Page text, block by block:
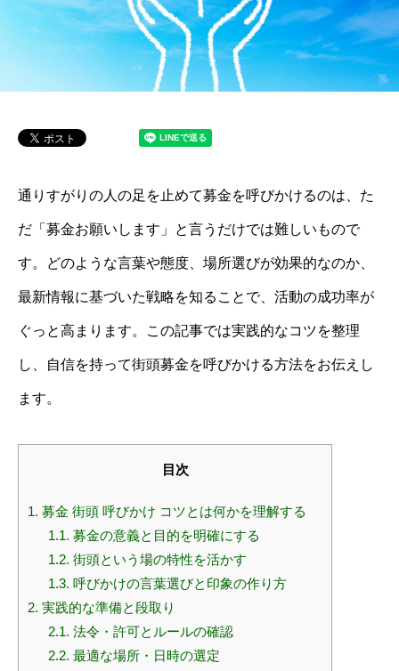
通りすがりの人の足を止めて募金を呼びかけるのは、た
だ「募金お願いします」と言うだけでは難しいもので
す。どのような言葉や態度、場所選びが効果的なのか、
最新情報に基づいた戦略を知ることで、活動の成功率が
ぐっと高まります。この記事では実践的なコツを整理
し、自信を持って街頭募金を呼びかける方法をお伝えし
ます。
目次
1. 募金 街頭 呼びかけ コツとは何かを理解する
1.1. 募金の意義と目的を明確にする
1.2. 街頭という場の特性を活かす
1.3. 呼びかけの言葉選びと印象の作り方
2. 実践的な準備と段取り
2.1. 法令・許可とルールの確認
2.2. 最適な場所・日時の選定